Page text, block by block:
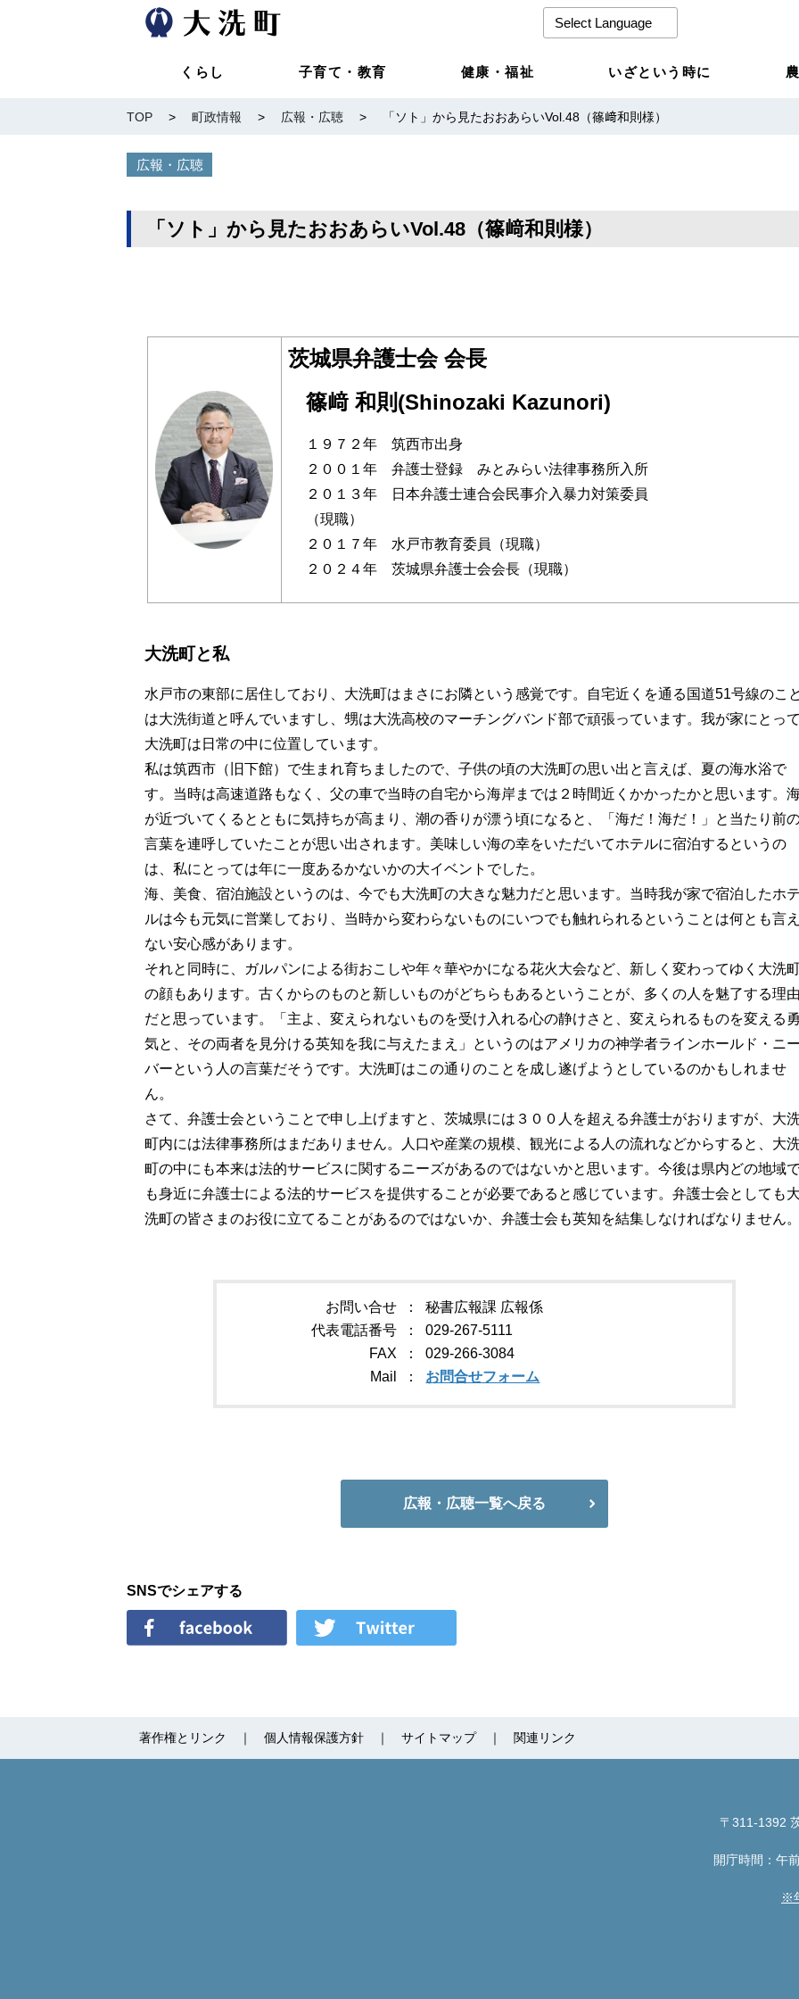
くらし 子育て・教育 健康・福祉 いざという時に
TOP > 町政情報 > 広報・広聴 > 「ソト」から見たおおあらいVol.48（篠﨑和則様）
広報・広聴
「ソト」から見たおおあらいVol.48（篠﨑和則様）
茨城県弁護士会 会長
篠﨑 和則(Shinozaki Kazunori)
１９７２年 筑西市出身
２００１年 弁護士登録 みとみらい法律事務所入所
２０１３年 日本弁護士連合会民事介入暴力対策委員
（現職）
２０１７年 水戸市教育委員（現職）
２０２４年 茨城県弁護士会会長（現職）
大洗町と私
水戸市の東部に居住しており、大洗町はまさにお隣という感覚です。自宅近くを通る国道51号線のこと
は大洗街道と呼んでいますし、甥は大洗高校のマーチングバンド部で頑張っています。我が家にとって
大洗町は日常の中に位置しています。
私は筑西市（旧下館）で生まれ育ちましたので、子供の頃の大洗町の思い出と言えば、夏の海水浴で
す。当時は高速道路もなく、父の車で当時の自宅から海岸までは２時間近くかかったかと思います。
が近づいてくるとともに気持ちが高まり、潮の香りが漂う頃になると、「海だ！海だ！」と当たり前
言葉を連呼していたことが思い出されます。美味しい海の幸をいただいてホテルに宿泊するというの
は、私にとっては年に一度あるかないかの大イベントでした。
海、美食、宿泊施設というのは、今でも大洗町の大きな魅力だと思います。当時我が家で宿泊したホテ
ルは今も元気に営業しており、当時から変わらないものにいつでも触れられるということは何とも言え
ない安心感があります。
それと同時に、ガルパンによる街おこしや年々華やかになる花火大会など、新しく変わってゆく大洗
の顔もあります。古くからのものと新しいものがどちらもあるということが、多くの人を魅了する理由
だと思っています。「主よ、変えられないものを受け入れる心の静けさと、変えられるものを変える勇
気と、その両者を見分ける英知を我に与えたまえ」というのはアメリカの神学者ラインホールド・ニー
バーという人の言葉だそうです。大洗町はこの通りのことを成し遂げようとしているのかもしれませ
ん。
さて、弁護士会ということで申し上げますと、茨城県には３００人を超える弁護士がおりますが、大
町内には法律事務所はまだありません。人口や産業の規模、観光による人の流れなどからすると、大
町の中にも本来は法的サービスに関するニーズがあるのではないかと思います。今後は県内どの地域
も身近に弁護士による法的サービスを提供することが必要であると感じています。弁護士会としても大
洗町の皆さまのお役に立てることがあるのではないか、弁護士会も英知を結集しなければなりません。
お問い合せ
秘書広報課 広報係
代表電話番号
029-267-5111
FAX
029-266-3084
Mail
お問合せフォーム
広報・広聴一覧へ戻る
SNSでシェアする
著作権とリンク 個人情報保護方針 サイトマップ 関連リンク
〒311-1392
開庁時間：午
※